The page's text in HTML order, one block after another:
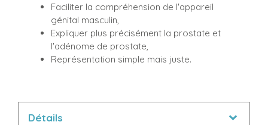
Faciliter la compréhension de l'appareil
génital masculin,
Expliquer plus précisément la prostate et
l'adénome de prostate,
Représentation simple mais juste.
Détails